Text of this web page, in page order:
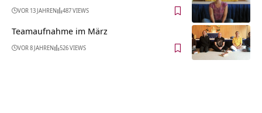
VOR 13 JAHREN 487 VIEWS
Teamaufnahme im März
VOR 8 JAHREN 526 VIEWS